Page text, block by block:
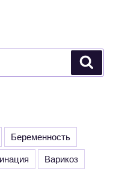
Беременность
Варикоз